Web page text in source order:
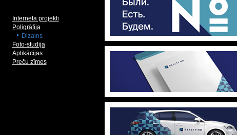
Interneta projekti
Poligrāfija
Dizains
Foto-studija
Aplikācijas
Preču zīmes